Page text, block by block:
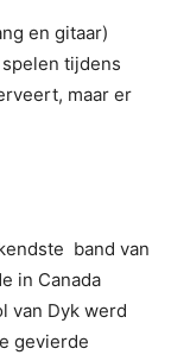
en gitaar)
tijdens
maar er
band van
in Canada
van Dyk werd
gevierde